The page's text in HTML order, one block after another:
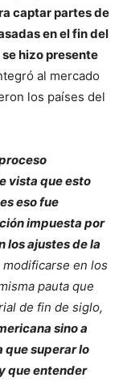
captar partes de
en el fin del
hizo presente
al mercado
los países del
vista que esto
eso fue
impuesta por
los ajustes de la
en los
pauta que
de fin de siglo,
sino a
que superar lo
que entender